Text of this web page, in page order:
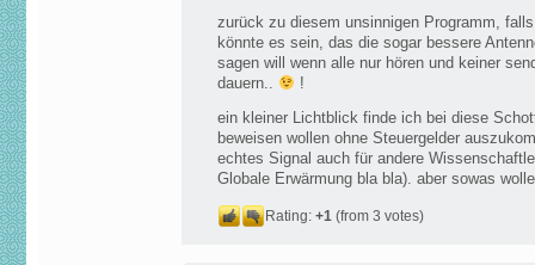
zurück zu diesem unsinnigen Programm,
könnte es sein, das die sogar bessere
sagen will wenn alle nur hören und keiner
dauern..
!
ein kleiner Lichtblick finde ich bei diese
beweisen wollen ohne Steuergelder
echtes Signal auch für andere
Globale Erwärmung bla bla). aber sowas
Rating: +1 (from 3 votes)